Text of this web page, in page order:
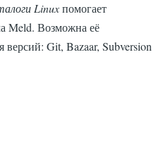
Linuxпомогает
Meld. Возможна её
версий: Git, Bazaar, Subversion